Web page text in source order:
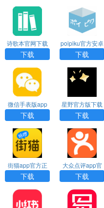
诗歌本官网下载
下载
poipiku官方安卓
下载
下载
微信手表版app
下载
下载
星野官方版下载
下载
街猫app官方正
版下载
下载
大众点评app官
方下载正版
下载